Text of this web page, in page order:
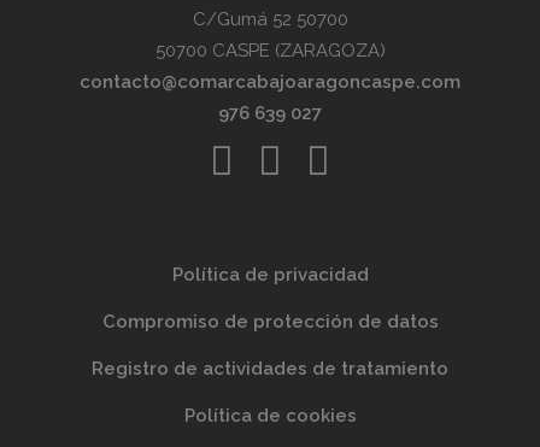
C/Gumá 52 50700
50700 CASPE (ZARAGOZA)
contacto@comarcabajoaragoncaspe.com
976 639 027
Política de privacidad
Compromiso de protección de datos
Registro de actividades de tratamiento
Política de cookies